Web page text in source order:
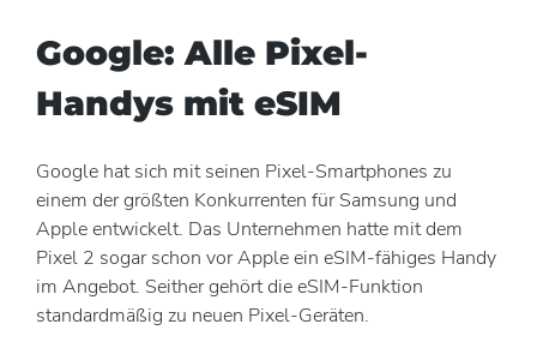
Google: Alle Pixel-
Handys mit eSIM
Google hat sich mit seinen Pixel-Smartphones zu
einem der größten Konkurrenten für Samsung und
Apple entwickelt. Das Unternehmen hatte mit dem
Pixel 2 sogar schon vor Apple ein eSIM-fähiges Handy
im Angebot. Seither gehört die eSIM-Funktion
standardmäßig zu neuen Pixel-Geräten.